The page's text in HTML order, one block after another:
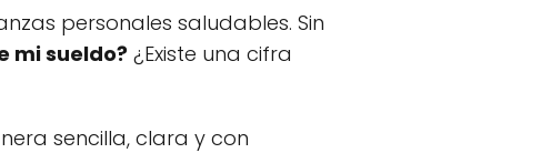
personales saludables. Sin
mi sueldo? ¿Existe una cifra
sencilla, clara y con